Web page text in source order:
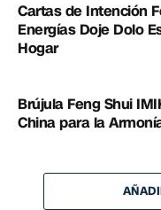
Cartas de Intención
Energías Doje Dolo
Hogar
Brújula Feng Shui
China para la